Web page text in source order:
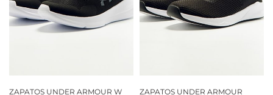
ZAPATOS UNDER ARMOUR W ZAPATOS UNDER ARMOUR